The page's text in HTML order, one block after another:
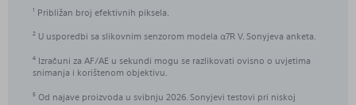
1 Približan broj efektivnih piksela.
2 U usporedbi sa slikovnim senzorom modela α7R V. Sonyjeva anketa.
4 Izračuni za AF/AE u sekundi mogu se razlikovati ovisno o uvjetima
snimanja i korištenom objektivu.
5 Od najave proizvoda u svibnju 2026. Sonyjevi testovi pri niskoj